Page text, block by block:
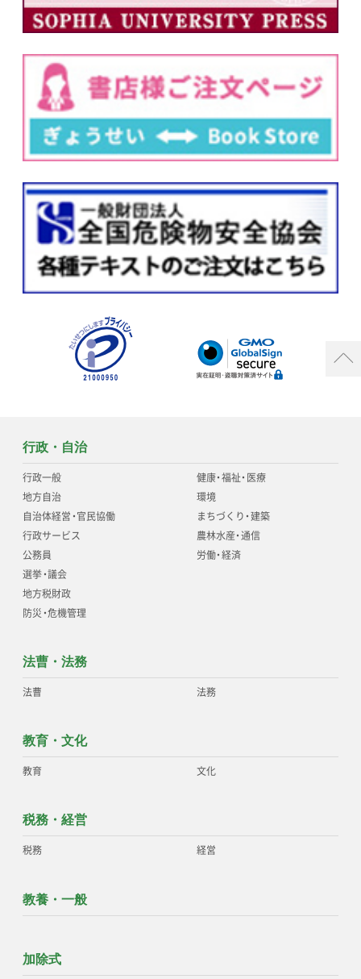
行政・自治
行政一般
地方自治
自治体経営・官民協働
行政サービス
公務員
選挙・議会
地方税財政
防災・危機管理
健康・福祉・医療
環境
まちづくり・建築
農林水産・通信
労働・経済
法曹・法務
法曹 法務
教育・文化
教育 文化
税務・経営
税務 経営
教養・一般
加除式